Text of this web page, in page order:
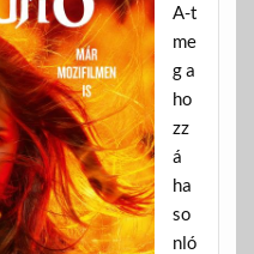
A-t
me
g a
ho
zz
á
ha
so
nló